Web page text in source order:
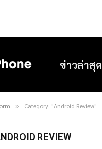
ข่าวล่าสุด
» Category: "Android Review"
REVIEW